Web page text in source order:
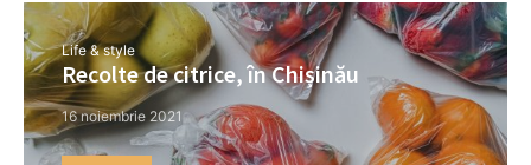
Life & style
Recolte de citrice, în Chișinău
16 noiembrie 2021